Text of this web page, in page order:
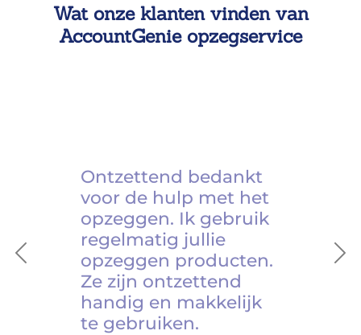
Wat onze klanten vinden van
AccountGenie opzegservice
Previous
Ontzettend bedankt
voor de hulp met het
opzeggen. Ik gebruik
regelmatig jullie
opzeggen producten.
Ze zijn ontzettend
handig en makkelijk
te gebruiken.